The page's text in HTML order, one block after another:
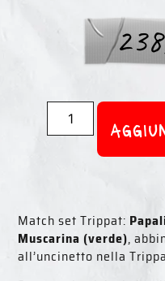
Match set Trippat:
Muscarina (verde),
all’uncinetto nella